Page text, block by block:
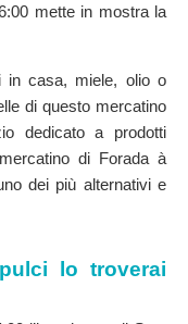
mette in mostra la
in casa, miele, olio o
di questo mercatino
dedicato a prodotti
di Forada à
dei più alternativi e
lo troverai